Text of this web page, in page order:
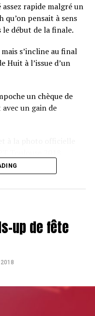
rapide malgré un
qu’on pensait à sens
le début de la finale.
s’incline au final
Huit à l’issue d’un
un chèque de
un gain de
up de fête